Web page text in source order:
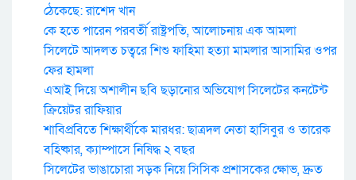
ঠেকেছে: রাশেদ খান
কে হতে পারেন পরবর্তী রাষ্ট্রপতি, আলোচনায় এক আমলা
সিলেটে আদলত চত্বরে শিশু ফাহিমা হত্যা মামলার আসামির ওপর
ফের হামলা
এআই দিয়ে অশালীন ছবি ছড়ানোর অভিযোগ সিলেটের কনটেন্ট
ক্রিয়েটর রাফিয়ার
শাবিপ্রবিতে শিক্ষার্থীকে মারধর: ছাত্রদল নেতা হাসিবুর ও তারেক
বহিষ্কার, ক্যাম্পাসে নিষিদ্ধ ২ বছর
সিলেটের ভাঙাচোরা সড়ক নিয়ে সিসিক প্রশাসকের ক্ষোভ, দ্রুত